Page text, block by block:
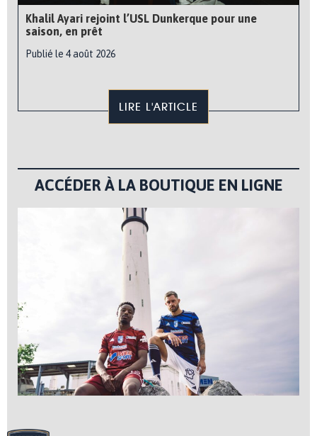
Khalil Ayari rejoint l’USL Dunkerque pour une
saison, en prêt
Publié le 4 août 2026
LIRE L'ARTICLE
ACCÉDER À LA BOUTIQUE EN LIGNE